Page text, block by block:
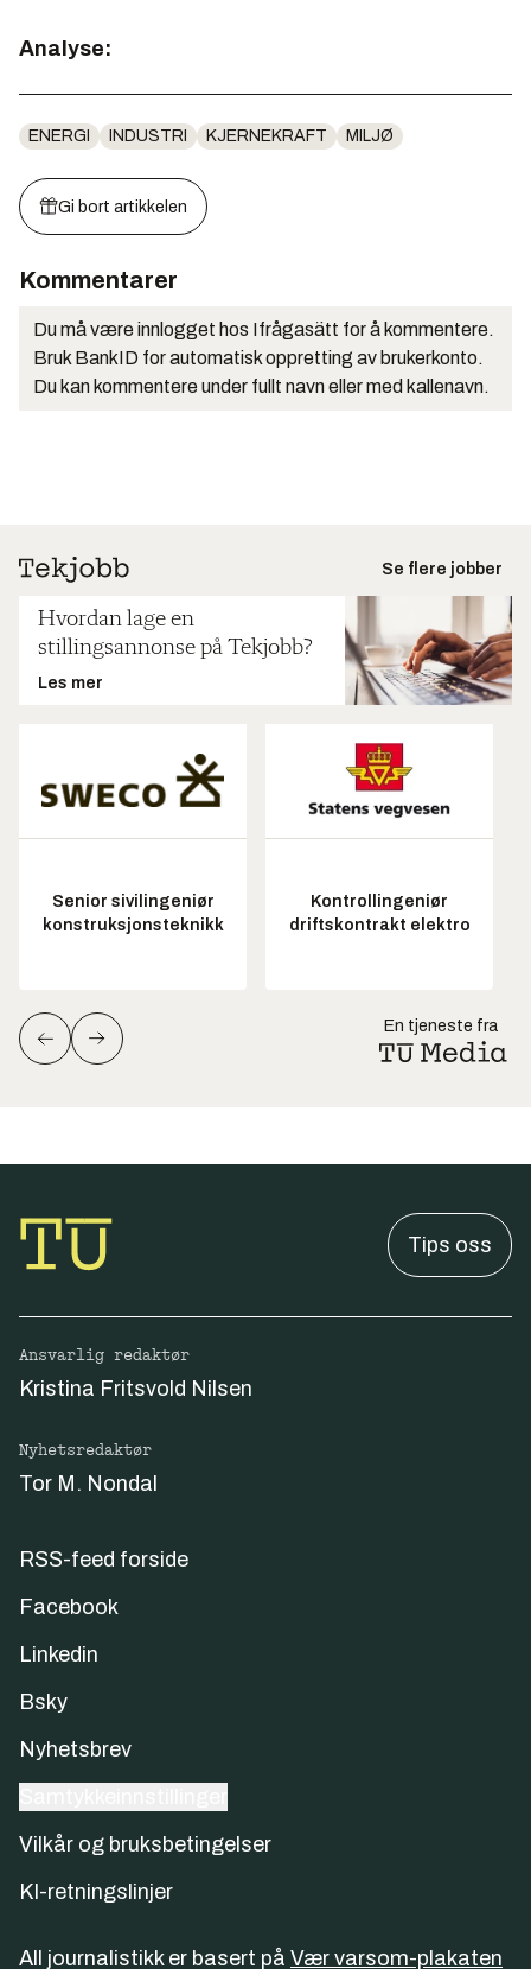
Analyse:
ENERGI INDUSTRI KJERNEKRAFT MILJØ
Gi bort artikkelen
Kommentarer
Du må være innlogget hos Ifrågasätt for å kommentere.
Bruk BankID for automatisk oppretting av brukerkonto.
Du kan kommentere under fullt navn eller med kallenavn.
Se flere jobber
Hvordan lage en
stillingsannonse på Tekjobb?
Les mer
Senior sivilingeniør
konstruksjonsteknikk
Kontrollingeniør
driftskontrakt elektro
En tjeneste fra
Tips oss
Ansvarlig redaktør
Kristina Fritsvold Nilsen
Nyhetsredaktør
Tor M. Nondal
RSS-feed forside
Facebook
Linkedin
Bsky
Nyhetsbrev
Vilkår og bruksbetingelser
KI-retningslinjer
All journalistikk er basert på Vær varsom-plakaten